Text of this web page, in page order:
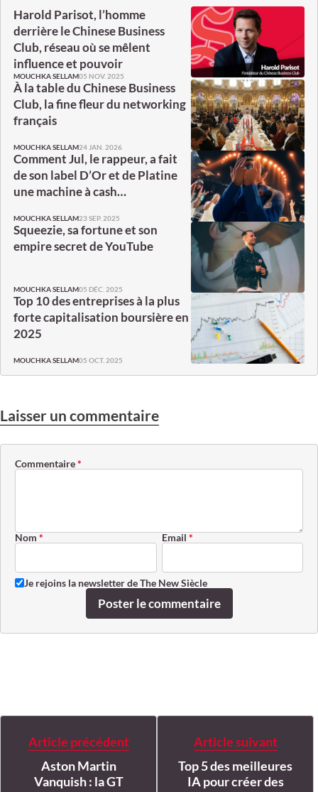
Harold Parisot, l’homme
derrière le Chinese Business
Club, réseau où se mêlent
influence et pouvoir
MOUCHKA SELLAM05 NOV. 2025
À la table du Chinese Business
Club, la fine fleur du networking
français
MOUCHKA SELLAM24 JAN. 2026
Comment Jul, le rappeur, a fait
de son label D’Or et de Platine
une machine à cash…
MOUCHKA SELLAM23 SEP. 2025
Squeezie, sa fortune et son
empire secret de YouTube
MOUCHKA SELLAM05 DÉC. 2025
Top 10 des entreprises à la plus
forte capitalisation boursière en
2025
MOUCHKA SELLAM05 OCT. 2025
Laisser un commentaire
Commentaire*
Nom * Email *
Je rejoins la newsletter de The New Siècle
Poster le commentaire
Article précédent
Aston Martin
Vanquish : la GT
Article suivant
Top 5 des meilleures
IA pour créer des